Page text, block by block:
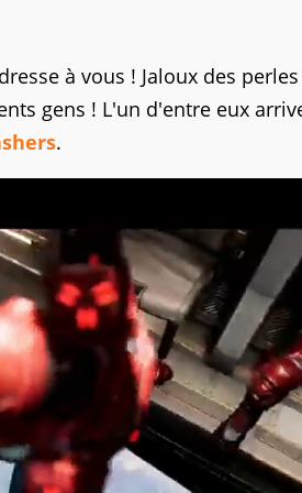
à vous ! Jaloux des
gens ! L'un d'entre eux
.